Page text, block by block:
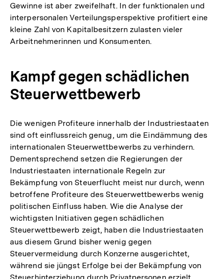
Gewinne ist aber zweifelhaft. In der funktionalen und
interpersonalen Verteilungsperspektive profitiert eine
kleine Zahl von Kapitalbesitzern zulasten vieler
Arbeitnehmerinnen und Konsumenten.
Kampf gegen schädlichen
Steuerwettbewerb
Die wenigen Profiteure innerhalb der Industriestaaten
sind oft einflussreich genug, um die Eindämmung des
internationalen Steuerwettbewerbs zu verhindern.
Dementsprechend setzen die Regierungen der
Industriestaaten internationale Regeln zur
Bekämpfung von Steuerflucht meist nur durch, wenn
betroffene Profiteure des Steuerwettbewerbs wenig
politischen Einfluss haben. Wie die Analyse der
wichtigsten Initiativen gegen schädlichen
Steuerwettbewerb zeigt, haben die Industriestaaten
aus diesem Grund bisher wenig gegen
Steuervermeidung durch Konzerne ausgerichtet,
während sie jüngst Erfolge bei der Bekämpfung von
Steuerhinterziehung durch Privatpersonen erzielt